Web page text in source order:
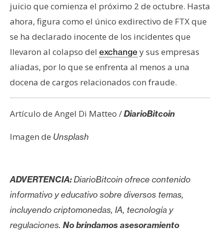
juicio que comienza el próximo 2 de octubre. Hasta
ahora, figura como el único exdirectivo de FTX que
se ha declarado inocente de los incidentes que
llevaron al colapso del exchangey sus empresas
aliadas, por lo que se enfrenta al menos a una
docena de cargos relacionados con fraude.
Artículo de Angel Di Matteo /DiarioBitcoin
Imagen de Unsplash
ADVERTENCIA:DiarioBitcoin ofrece contenido
informativo y educativo sobre diversos temas,
incluyendo criptomonedas, IA, tecnología y
regulaciones. No brindamos asesoramiento